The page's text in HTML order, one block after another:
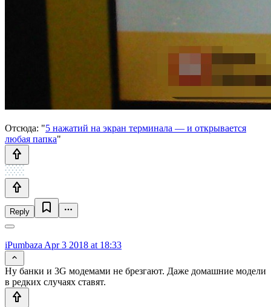
Отсюда: "5 нажатий на экран терминала — и открывается
любая папка"
Reply
iPumbaza Apr 3 2018 at 18:33
Ну банки и 3G модемами не брезгают. Даже домашние модели
в редких случаях ставят.